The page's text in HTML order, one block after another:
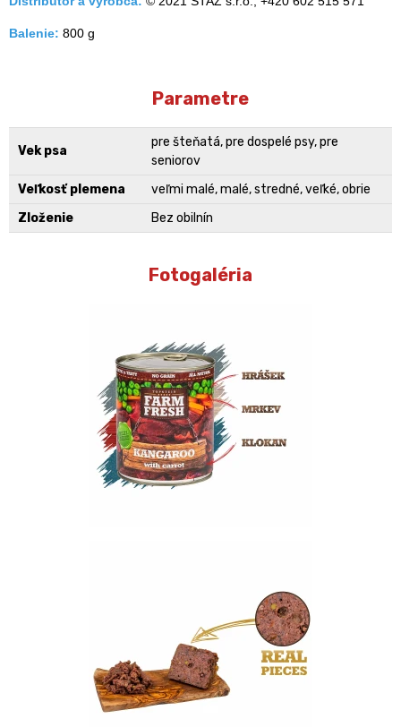
Balenie: 800 g
Parametre
Vek psa
pre šteňatá, pre dospelé psy, pre
seniorov
Veľkosť plemena
veľmi malé, malé, stredné, veľké, obrie
Zloženie
Bez obilnín
Fotogaléria